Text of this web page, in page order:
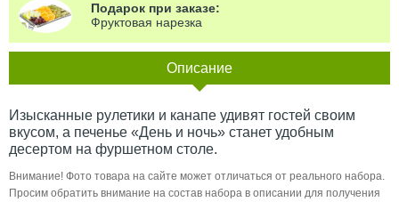
Подарок при заказе:
Фруктовая нарезка
Описание
Изысканные рулетики и канапе удивят гостей своим
вкусом, а печенье «День и ночь» станет удобным
десертом на фуршетном столе.
Внимание! Фото товара на сайте может отличаться от реального набора.
Просим обратить внимание на состав набора в описании для получения